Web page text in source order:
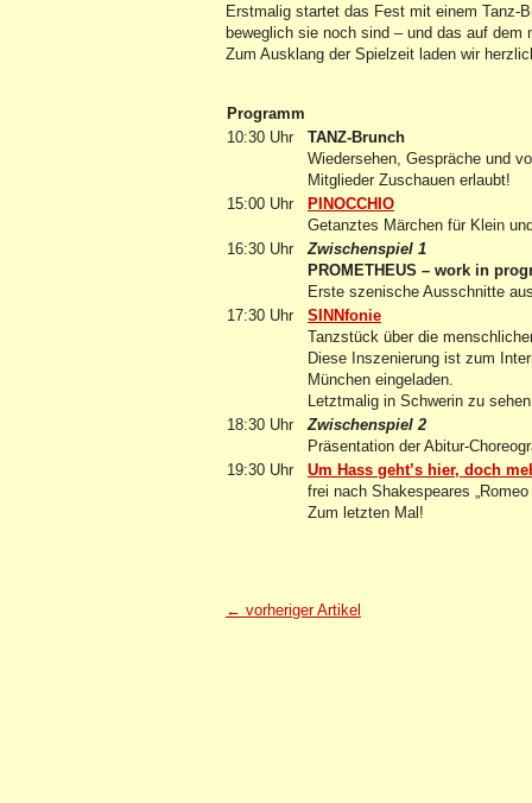
Erstmalig startet das Fest mit einem Tanz-
beweglich sie noch sind – und das auf dem
Zum Ausklang der Spielzeit laden wir
Programm
10:30 Uhr
TANZ-Brunch
Wiedersehen, Gespräche und
Mitglieder Zuschauen erlaubt!
15:00 Uhr
PINOCCHIO
Getanztes Märchen für Klein
16:30 Uhr
Zwischenspiel 1
PROMETHEUS – work in
Erste szenische Ausschnitte
17:30 Uhr
SINNfonie
Tanzstück über die
Diese Inszenierung ist zum
München eingeladen.
Letztmalig in Schwerin zu
18:30 Uhr
Zwischenspiel 2
Präsentation der Abitur-
19:30 Uhr
Um Hass geht’s hier, doch
frei nach Shakespeares „Romeo
Zum letzten Mal!
← vorheriger Artikel